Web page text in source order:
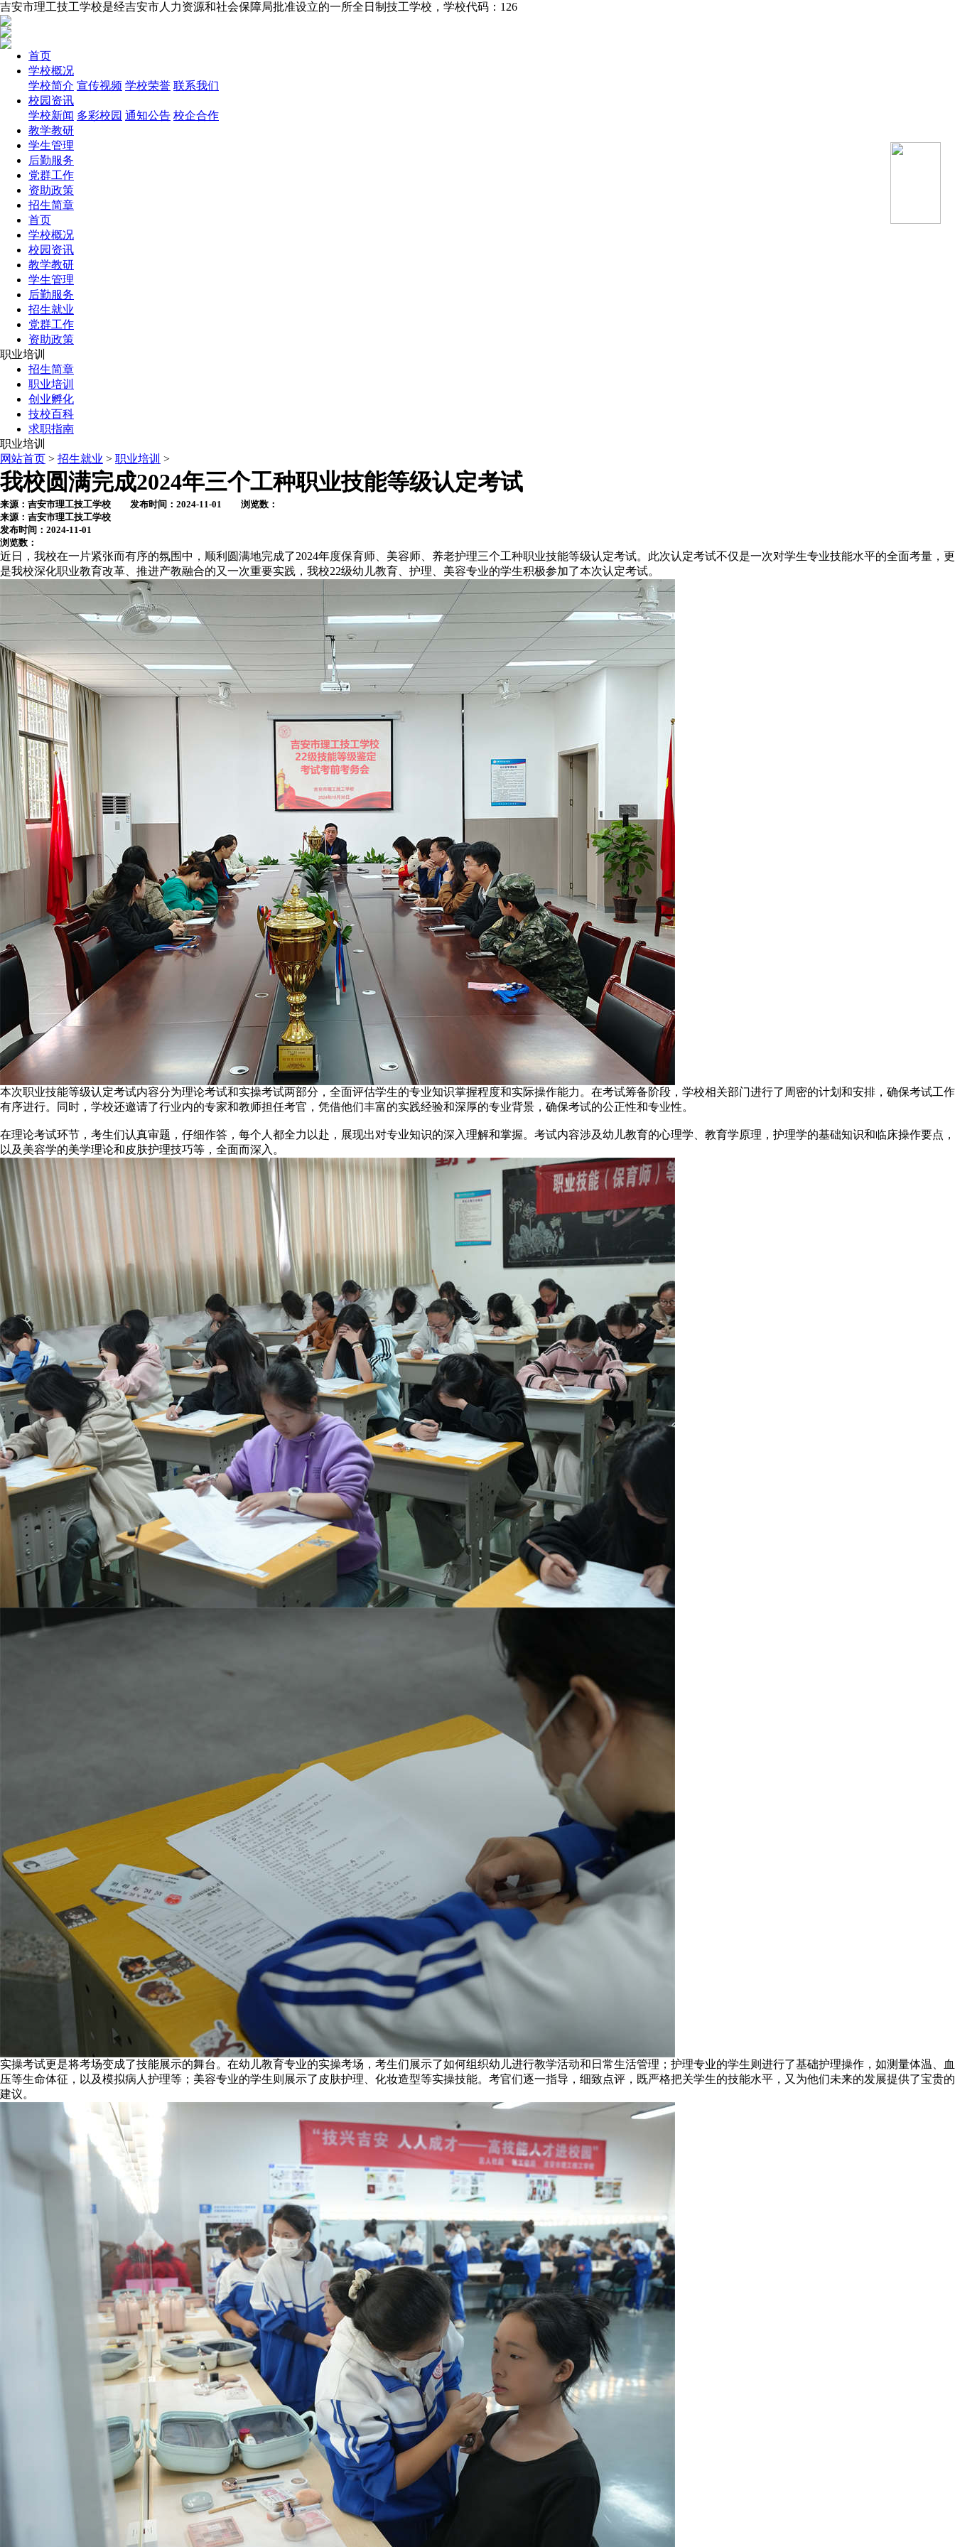
吉安市理工技工学校是经吉安市人力资源和社会保障局批准设立的一所全日制技工学校，学校代码：126
首页
学校概况
学校简介 宣传视频 学校荣誉 联系我们
校园资讯
学校新闻 多彩校园 通知公告 校企合作
教学教研
学生管理
后勤服务
党群工作
资助政策
招生简章
首页
学校概况
校园资讯
教学教研
学生管理
后勤服务
招生就业
党群工作
资助政策
职业培训
招生简章
职业培训
创业孵化
技校百科
求职指南
职业培训
网站首页 > 招生就业 > 职业培训 >
我校圆满完成2024年三个工种职业技能等级认定考试
来源：吉安市理工技工学校 发布时间：2024-11-01 浏览数：
来源：吉安市理工技工学校
发布时间：2024-11-01
浏览数：
近日，我校在一片紧张而有序的氛围中，顺利圆满地完成了2024年度保育师、美容师、养老护理三个工种职业技能等级认定考试。此次认定考试不仅是一次对学生专业技能水平的全面考量，更
是我校深化职业教育改革、推进产教融合的又一次重要实践，我校22级幼儿教育、护理、美容专业的学生积极参加了本次认定考试。
本次职业技能等级认定考试内容分为理论考试和实操考试两部分，全面评估学生的专业知识掌握程度和实际操作能力。在考试筹备阶段，学校相关部门进行了周密的计划和安排，确保考试工作
有序进行。同时，学校还邀请了行业内的专家和教师担任考官，凭借他们丰富的实践经验和深厚的专业背景，确保考试的公正性和专业性。
在理论考试环节，考生们认真审题，仔细作答，每个人都全力以赴，展现出对专业知识的深入理解和掌握。考试内容涉及幼儿教育的心理学、教育学原理，护理学的基础知识和临床操作要点，
以及美容学的美学理论和皮肤护理技巧等，全面而深入。
实操考试更是将考场变成了技能展示的舞台。在幼儿教育专业的实操考场，考生们展示了如何组织幼儿进行教学活动和日常生活管理；护理专业的学生则进行了基础护理操作，如测量体温、血
压等生命体征，以及模拟病人护理等；美容专业的学生则展示了皮肤护理、化妆造型等实操技能。考官们逐一指导，细致点评，既严格把关学生的技能水平，又为他们未来的发展提供了宝贵的
建议。